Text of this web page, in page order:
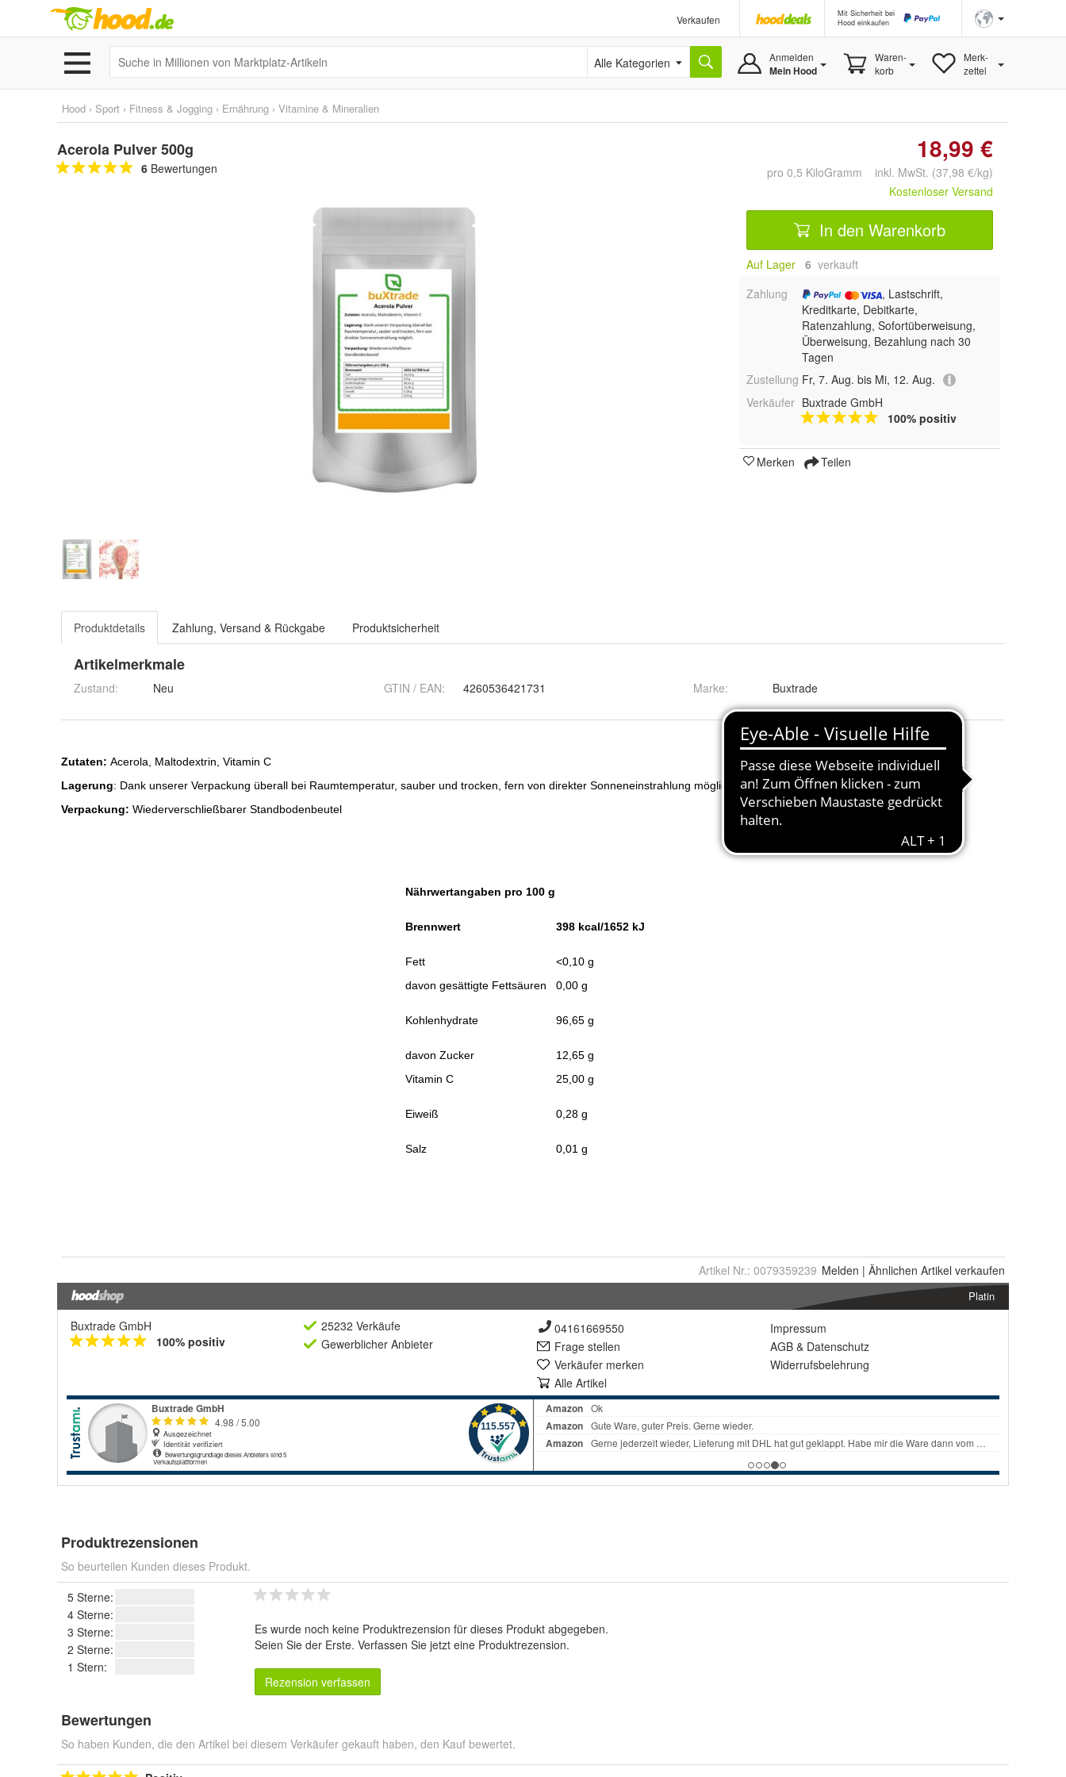
Verkaufen
Mit Sicherheit bei
Hood einkaufen
Alle Kategorien Anmelden
Mein Hood
Waren-
korb
Merk-
zettel
Hood › Sport › Fitness & Jogging › Ernährung › Vitamine & Mineralien
Acerola Pulver 500g
6 Bewertungen
18,99 €
pro 0,5 KiloGramm inkl. MwSt. (37,98 €/kg)
Kostenloser Versand
In den Warenkorb
Auf Lager 6 verkauft
Zahlung
, Lastschrift,
Kreditkarte, Debitkarte,
Ratenzahlung, Sofortüberweisung,
Überweisung, Bezahlung nach 30
Tagen
Zustellung Fr, 7. Aug. bis Mi, 12. Aug.
Verkäufer Buxtrade GmbH
100% positiv
Merken Teilen
Produktdetails Zahlung, Versand & Rückgabe Produktsicherheit
Artikelmerkmale
Zustand: Neu GTIN / EAN: 4260536421731 Marke: Buxtrade
Artikel Nr.: 0079359239 Melden | Ähnlichen Artikel verkaufen
Platin
Buxtrade GmbH
100% positiv
25232 Verkäufe
Gewerblicher Anbieter
04161669550
Frage stellen
Verkäufer merken
Alle Artikel
Impressum
AGB & Datenschutz
Widerrufsbelehrung
Produktrezensionen
So beurteilen Kunden dieses Produkt.
5 Sterne:
4 Sterne:
3 Sterne:
2 Sterne:
1 Stern:
Es wurde noch keine Produktrezension für dieses Produkt abgegeben.
Seien Sie der Erste. Verfassen Sie jetzt eine Produktrezension.
Rezension verfassen
Bewertungen
So haben Kunden, die den Artikel bei diesem Verkäufer gekauft haben, den Kauf bewertet.